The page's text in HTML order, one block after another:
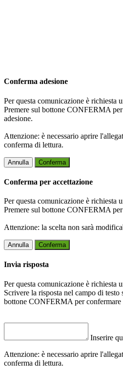
Conferma adesione
Per questa comunicazione è richiesta
Premere sul bottone CONFERMA
adesione.
Attenzione: è necessario aprire
conferma di lettura.
Annulla Conferma
Conferma per accettazione
Per questa comunicazione è richiesta
Premere sul bottone CONFERMA per
Attenzione: la scelta non sarà
Annulla Conferma
Invia risposta
Per questa comunicazione è richiesta
Scrivere la risposta nel campo di testo
bottone CONFERMA per confermare
Inserire
Attenzione: è necessario aprire
conferma di lettura.